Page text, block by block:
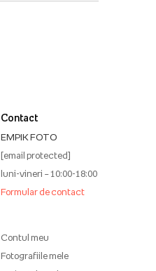
Contact
EMPIK FOTO
[email protected]
luni-vineri – 10:00-18:00
Formular de contact
Contul meu
Fotografiile mele